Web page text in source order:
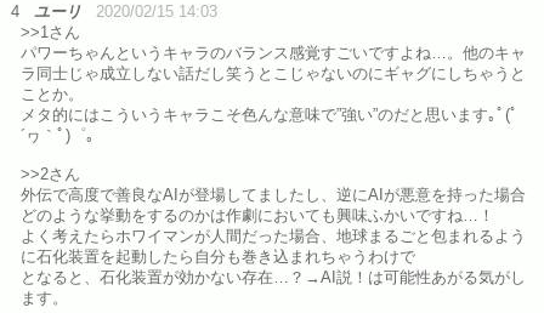
4 ユーリ
2020/02/15 14:03
>>1さん
パワーちゃんというキャラのバランス感覚すごいですよね…。他のキャ
ラ同士じゃ成立しない話だし笑うとこじゃないのにギャグにしちゃうと
ことか。
メタ的にはこういうキャラこそ色んな意味で”強い”のだと思います｡ﾟ(ﾟ
´ヮ｀ﾟ)゜｡
>>2さん
外伝で高度で善良なAIが登場してましたし、逆にAIが悪意を持った場合
どのような挙動をするのかは作劇においても興味ふかいですね…！
よく考えたらホワイマンが人間だった場合、地球まるごと包まれるよう
に石化装置を起動したら自分も巻き込まれちゃうわけで
となると、石化装置が効かない存在…？→AI説！は可能性あがる気がし
ます。